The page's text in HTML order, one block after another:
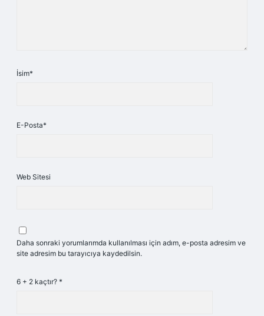
İsim*
E-Posta*
Web Sitesi
Daha sonraki yorumlarımda kullanılması için adım, e-posta adresim ve
site adresim bu tarayıcıya kaydedilsin.
6 + 2 kaçtır? *